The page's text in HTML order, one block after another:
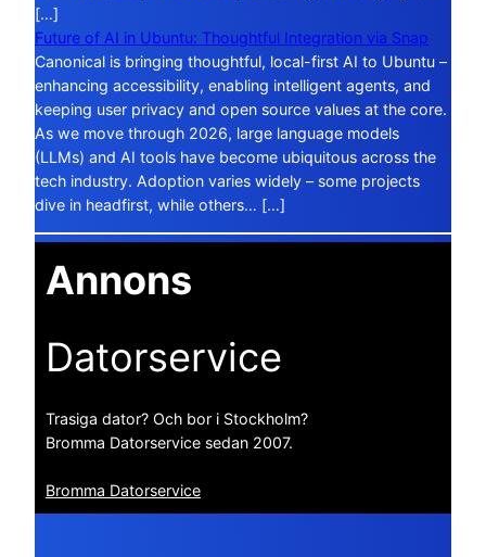
[…]
Future of AI in Ubuntu: Thoughtful Integration via Snap
Canonical is bringing thoughtful, local-first AI to Ubuntu –
enhancing accessibility, enabling intelligent agents, and
keeping user privacy and open source values at the core.
As we move through 2026, large language models
(LLMs) and AI tools have become ubiquitous across the
tech industry. Adoption varies widely – some projects
dive in headfirst, while others… […]
Annons
Datorservice
Trasiga dator? Och bor i Stockholm?
Bromma Datorservice sedan 2007.
Bromma Datorservice